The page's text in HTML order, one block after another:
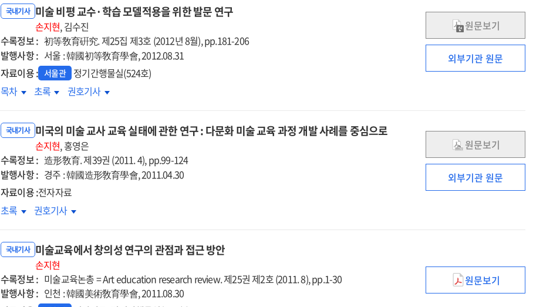
교육과정의
관한
논의
교육과정의
'체험'에
관한
논의
교육과정의
'체험'에
관한
논의
국내기사 미술 비평 교수·학습 모델적용을 위한 발문 연구
손지현, 김수진
수록정보 : 初等敎育硏究. 제25집 제3호 (2012년 8월), pp.181-206
발행사항 : 서울 : 韓國初等敎育學會, 2012.08.31
자료이용 : 서울관 정기간행물실(524호)
원문보기
외부기관 원문
미술
·
모델적용을
위한
발문
연구
목차
미술
·
학습
모델적용을
위한
발문
연구
초록
미술
·
학습
모델적용을
위한
발문
권호기사
국내기사 미국의 미술 교사 교육 실태에 관한 연구 : 다문화 미술 교육 과정 개발 사례를 중심으로
손지현, 홍영은
수록정보 : 造形敎育. 제39권 (2011. 4), pp.99-124
발행사항 : 경주 : 韓國造形敎育學會, 2011.04.30
자료이용 :전자자료
원문보기
외부기관 원문
미국의
교육
관한
연구
초록
미국의
교육
실태에
관한
연구
권호기사
국내기사 미술교육에서 창의성 연구의 관점과 접근 방안
손지현
수록정보 : 미술교육논총 = Art education research review. 제25권 제2호 (2011. 8), pp.1-30
발행사항 : 인천 : 韓國美術敎育學會, 2011.08.30
미술교육에서
원문보기